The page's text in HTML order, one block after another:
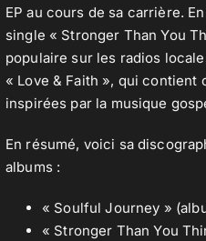
EP au cours de sa carrière.
single « Stronger Than You
populaire sur les radios
« Love & Faith », qui contient
inspirées par la musique
En résumé, voici sa
albums :
« Soulful Journey »
« Stronger Than You